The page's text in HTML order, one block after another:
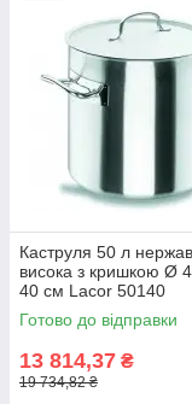
Каструля 50 л
висока з кришкою Ø
40 см Lacor 50140
Готово до відправки
13 814,37 ₴
19 734,82 ₴